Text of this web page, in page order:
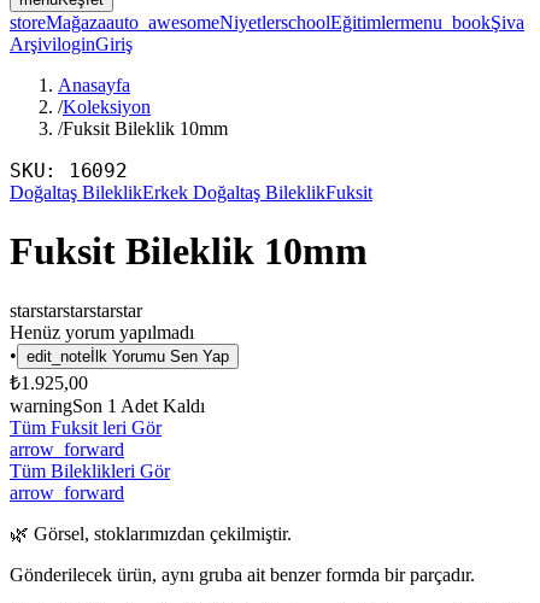
storeMağazaauto_awesomeNiyetlerschoolEğitimlermenu_bookŞiva
ArşiviloginGiriş
Anasayfa
/Koleksiyon
/Fuksit Bileklik 10mm
SKU: 16092
Doğaltaş BileklikErkek Doğaltaş BileklikFuksit
Fuksit Bileklik 10mm
starstarstarstarstar
Henüz yorum yapılmadı
• edit_note İlk Yorumu Sen Yap
₺1.925,00
warningSon 1 Adet Kaldı
Tüm Fuksit leri Gör
arrow_forward
Tüm Bileklikleri Gör
arrow_forward
🌿 Görsel, stoklarımızdan çekilmiştir.
Gönderilecek ürün, aynı gruba ait benzer formda bir parçadır.